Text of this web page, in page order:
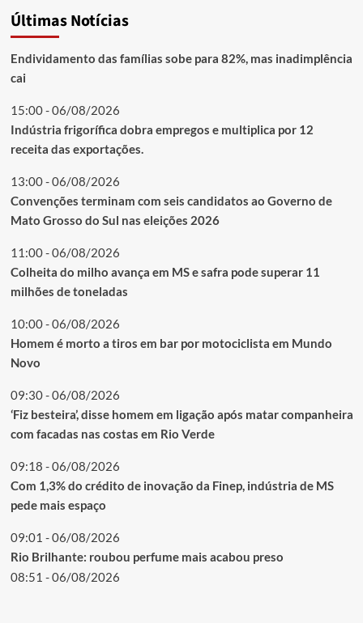
Últimas Notícias
Endividamento das famílias sobe para 82%, mas inadimplência
cai
15:00 - 06/08/2026
Indústria frigorífica dobra empregos e multiplica por 12
receita das exportações.
13:00 - 06/08/2026
Convenções terminam com seis candidatos ao Governo de
Mato Grosso do Sul nas eleições 2026
11:00 - 06/08/2026
Colheita do milho avança em MS e safra pode superar 11
milhões de toneladas
10:00 - 06/08/2026
Homem é morto a tiros em bar por motociclista em Mundo
Novo
09:30 - 06/08/2026
‘Fiz besteira’, disse homem em ligação após matar companheira
com facadas nas costas em Rio Verde
09:18 - 06/08/2026
Com 1,3% do crédito de inovação da Finep, indústria de MS
pede mais espaço
09:01 - 06/08/2026
Rio Brilhante: roubou perfume mais acabou preso
08:51 - 06/08/2026